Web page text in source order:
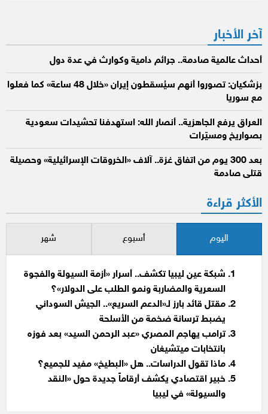
آخر الأخبار
أحداث عالمية صادمة.. جرائم دامية وكوارث في عدة دول
بزشكيان: تصوروا أنهم سيُسقطون إيران «خلال 48 ساعة» كما فعلوا
مع سوريا
العراق يرفع الجاهزية.. أنصار الله: استهدفنا تحشيدات سعودية
بصواريخ ومسيّرات
بعد 300 يوم من اتفاق غزة.. آلاف «الخروقات الإسرائيلية» وحصيلة
قتلى صادمة
الأكثر قراءة
اليوم أسبوع شهر
شبكة عين ليبيا تكشف.. أسرار «أزمة السيولة والفجوة
السعرية والمضاربة ونمو الطلب على الدولار»؟
مقتل قائد بارز لـ«الدعم السريع».. الجيش السوداني
يضبط ترسانة ضخمة من الأسلحة
ترامب يهاجم المصري «عبد الرحمن السيد» بعد فوزه
بانتخابات ميتشيغان
ماذا تقول الدراسات.. هل «البطيخ» مفيد للجميع؟
خبير اقتصادي يكشف أرقاماً جديدة حول «النقد
والسيولة» في ليبيا